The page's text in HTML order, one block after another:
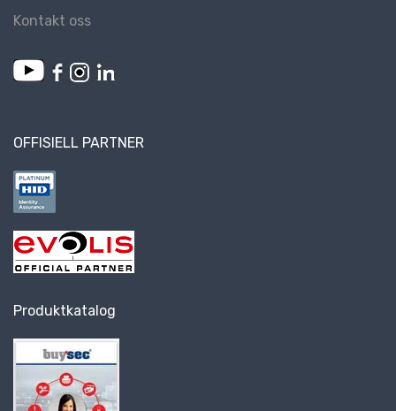
Kontakt oss
OFFISIELL PARTNER
Produktkatalog